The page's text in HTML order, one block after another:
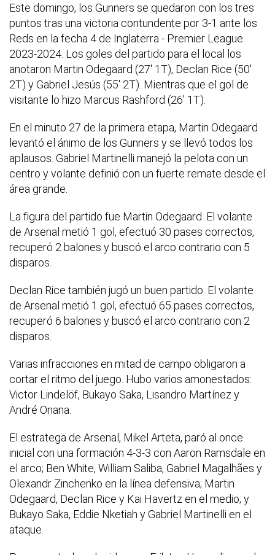
Este domingo, los Gunners se quedaron con los tres
puntos tras una victoria contundente por 3-1 ante los
Reds en la fecha 4 de Inglaterra - Premier League
2023-2024. Los goles del partido para el local los
anotaron Martin Odegaard (27' 1T), Declan Rice (50'
2T) y Gabriel Jesús (55' 2T). Mientras que el gol de
visitante lo hizo Marcus Rashford (26' 1T).
En el minuto 27 de la primera etapa, Martin Odegaard
levantó el ánimo de los Gunners y se llevó todos los
aplausos. Gabriel Martinelli manejó la pelota con un
centro y volante definió con un fuerte remate desde el
área grande.
La figura del partido fue Martin Odegaard. El volante
de Arsenal metió 1 gol, efectuó 30 pases correctos,
recuperó 2 balones y buscó el arco contrario con 5
disparos.
Declan Rice también jugó un buen partido. El volante
de Arsenal metió 1 gol, efectuó 65 pases correctos,
recuperó 6 balones y buscó el arco contrario con 2
disparos.
Varias infracciones en mitad de campo obligaron a
cortar el ritmo del juego. Hubo varios amonestados:
Victor Lindelöf, Bukayo Saka, Lisandro Martínez y
André Onana.
El estratega de Arsenal, Mikel Arteta, paró al once
inicial con una formación 4-3-3 con Aaron Ramsdale en
el arco; Ben White, William Saliba, Gabriel Magalhães y
Olexandr Zinchenko en la línea defensiva; Martin
Odegaard, Declan Rice y Kai Havertz en el medio; y
Bukayo Saka, Eddie Nketiah y Gabriel Martinelli en el
ataque.